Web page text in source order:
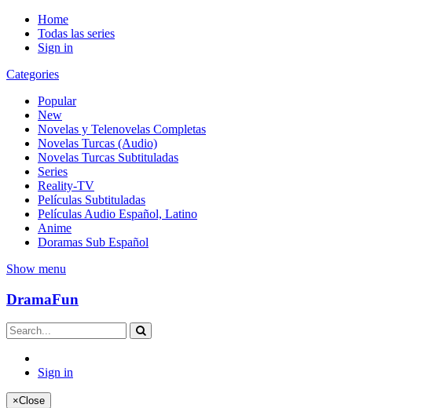
Home
Todas las series
Sign in
Categories
Popular
New
Novelas y Telenovelas Completas
Novelas Turcas (Audio)
Novelas Turcas Subtituladas
Series
Reality-TV
Películas Subtituladas
Películas Audio Español, Latino
Anime
Doramas Sub Español
Show menu
DramaFun
Sign in
×Close